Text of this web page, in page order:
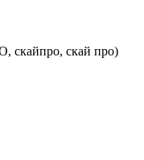
скайпро, скай про)